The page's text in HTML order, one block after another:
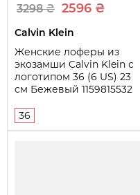
3298 ₴ 2596 ₴
Calvin Klein
Женские лоферы из
экозамши Calvin Klein с
логотипом 36 (6 US) 23
см Бежевый 1159815532
36